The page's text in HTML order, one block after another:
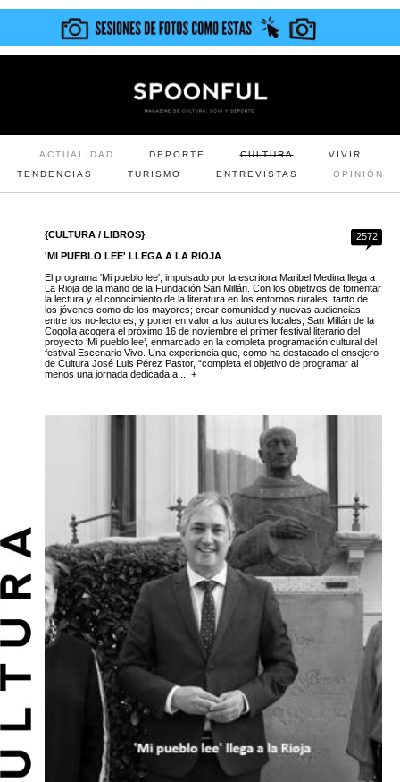
ACTUALIDAD DEPORTE CULTURA
VIVIR
TENDENCIAS
TURISMO ENTREVISTAS OPINIÓN
2572
{CULTURA / LIBROS}
'MI PUEBLO LEE' LLEGA A LA RIOJA
El programa 'Mi pueblo lee', impulsado por la escritora Maribel Medina llega a
La Rioja de la mano de la Fundación San Millán. Con los objetivos de fomentar
la lectura y el conocimiento de la literatura en los entornos rurales, tanto de
los jóvenes como de los mayores; crear comunidad y nuevas audiencias
entre los no-lectores; y poner en valor a los autores locales, San Millán de la
Cogolla acogerá el próximo 16 de noviembre el primer festival literario del
proyecto ‘Mi pueblo lee’, enmarcado en la completa programación cultural del
festival Escenario Vivo. Una experiencia que, como ha destacado el cnsejero
de Cultura José Luis Pérez Pastor, “completa el objetivo de programar al
menos una jornada dedicada a ... +